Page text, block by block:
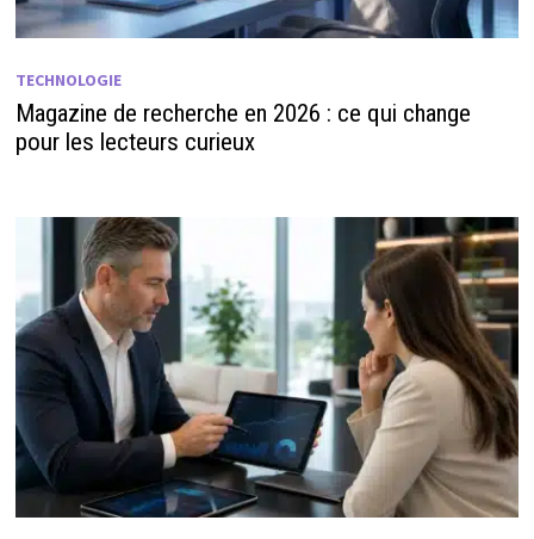
TECHNOLOGIE
Magazine de recherche en 2026 : ce qui change
pour les lecteurs curieux